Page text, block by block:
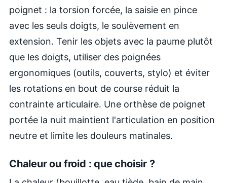
poignet : la torsion forcée, la saisie en pince
avec les seuls doigts, le soulèvement en
extension. Tenir les objets avec la paume plutôt
que les doigts, utiliser des poignées
ergonomiques (outils, couverts, stylo) et éviter
les rotations en bout de course réduit la
contrainte articulaire. Une orthèse de poignet
portée la nuit maintient l'articulation en position
neutre et limite les douleurs matinales.
Chaleur ou froid : que choisir ?